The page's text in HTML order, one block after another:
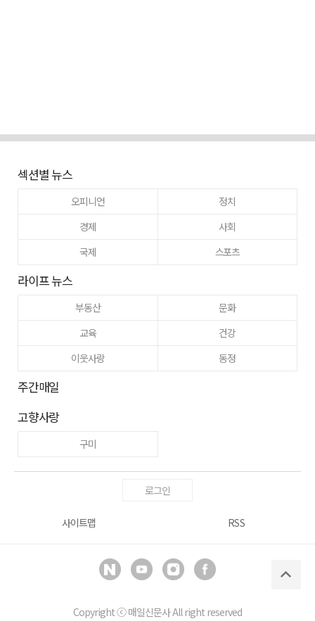
섹션별 뉴스
오피니언
정치
경제
사회
국제
스포츠
라이프 뉴스
부동산
문화
교육
건강
이웃사랑
동정
주간매일
고향사랑
구미
로그인
사이트맵 RSS
Copyright ⓒ매일신문사All right reserved